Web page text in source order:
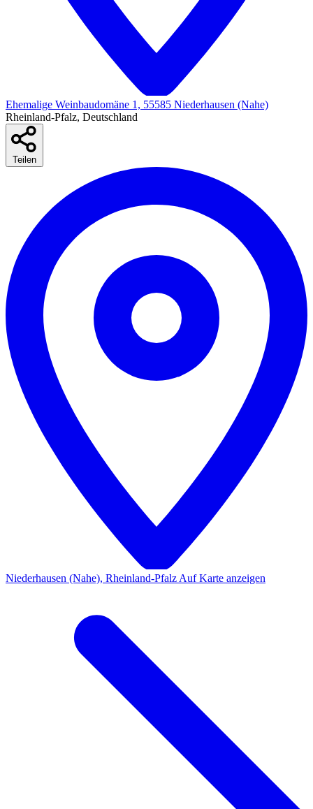
Ehemalige Weinbaudomäne 1, 55585 Niederhausen (Nahe)
Rheinland-Pfalz, Deutschland
Teilen
Niederhausen (Nahe), Rheinland-Pfalz Auf Karte anzeigen